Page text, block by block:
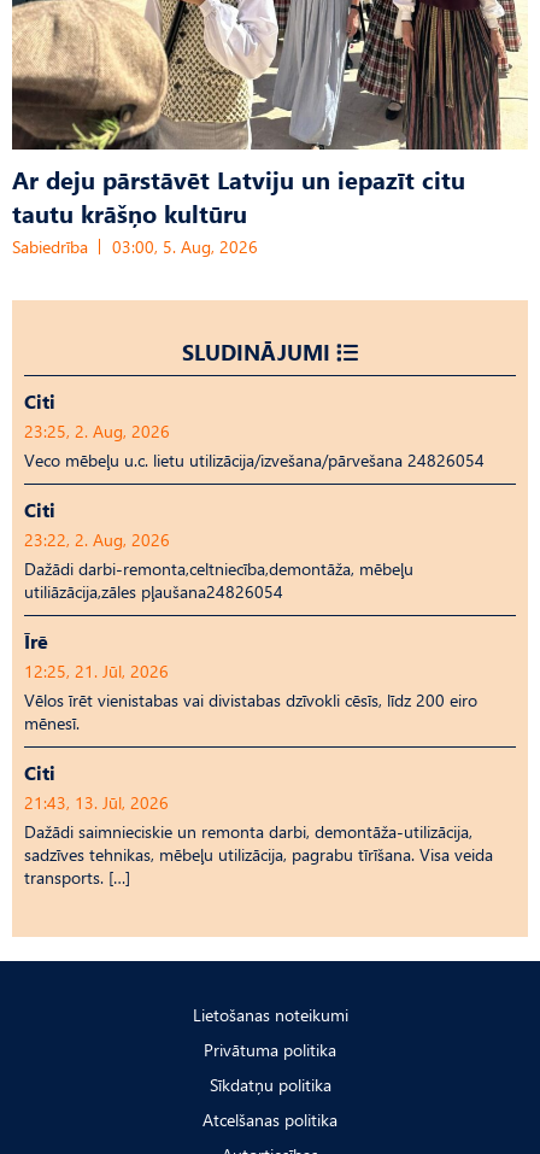
Ar deju pārstāvēt Latviju un iepazīt citu
tautu krāšņo kultūru
Sabiedrība 03:00, 5. Aug, 2026
SLUDINĀJUMI
Citi
23:25, 2. Aug, 2026
Veco mēbeļu u.c. lietu utilizācija/izvešana/pārvešana 24826054
Citi
23:22, 2. Aug, 2026
Dažādi darbi-remonta,celtniecība,demontāža, mēbeļu
utiliāzācija,zāles pļaušana24826054
Īrē
12:25, 21. Jūl, 2026
Vēlos īrēt vienistabas vai divistabas dzīvokli cēsīs, līdz 200 eiro
mēnesī.
Citi
21:43, 13. Jūl, 2026
Dažādi saimnieciskie un remonta darbi, demontāža-utilizācija,
sadzīves tehnikas, mēbeļu utilizācija, pagrabu tīrīšana. Visa veida
transports. […]
Lietošanas noteikumi
Privātuma politika
Sīkdatņu politika
Atcelšanas politika